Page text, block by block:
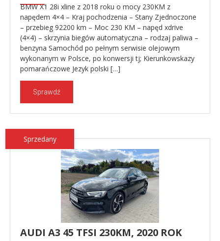
BMW X1 28i xline z 2018 roku o mocy 230KM z
napędem 4×4 – Kraj pochodzenia – Stany Zjednoczone
– przebieg 92200 km – Moc 230 KM – napęd xdrive
(4×4) – skrzynia biegów automatyczna – rodzaj paliwa –
benzyna Samochód po pełnym serwisie olejowym
wykonanym w Polsce, po konwersji tj; Kierunkowskazy
pomarańczowe Jezyk polski […]
Sprawdź
Sprzedany
AUDI A3 45 TFSI 230KM, 2020 ROK